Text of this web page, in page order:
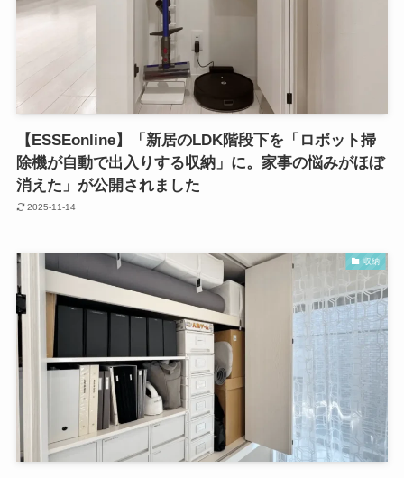
【ESSEonline】「新居のLDK階段下を「ロボット掃
除機が自動で出入りする収納」に。家事の悩みがほぼ
消えた」が公開されました
2025-11-14
収納